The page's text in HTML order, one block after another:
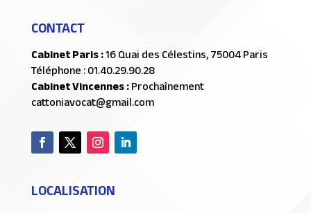
CONTACT
Cabinet Paris :16 Quai des Célestins, 75004 Paris
Téléphone : 01.40.29.90.28
Cabinet Vincennes :Prochaînement
cattoniavocat@gmail.com
LOCALISATION